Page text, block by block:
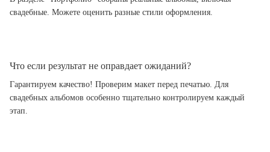
свадебные. Можете оценить разные стили оформления.
Что если результат не оправдает ожиданий?
Гарантируем качество! Проверим макет перед печатью. Для
свадебных альбомов особенно тщательно контролируем каждый
этап.